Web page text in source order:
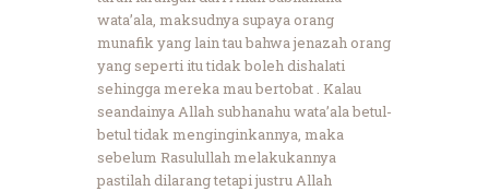
wata’ala, maksudnya supaya orang
munafik yang lain tau bahwa jenazah orang
yang seperti itu tidak boleh dishalati
sehingga mereka mau bertobat . Kalau
seandainya Allah subhanahu wata’ala betul-
betul tidak menginginkannya, maka
sebelum Rasulullah melakukannya
pastilah dilarang tetapi justru Allah